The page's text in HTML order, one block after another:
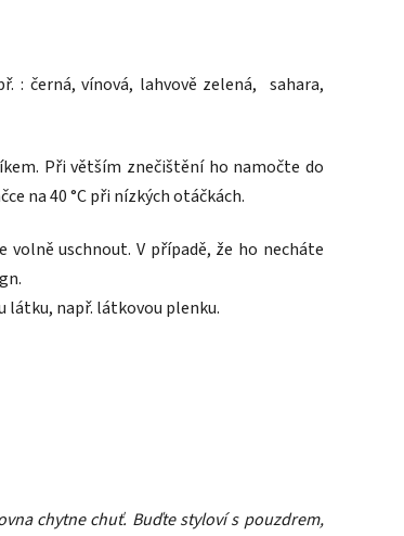
: černá, vínová, lahvově zelená, sahara,
Při větším znečištění ho namočte do
na 40 °C při nízkých otáčkách.
uschnout. V případě, že ho necháte
látku, např. látkovou plenku.
chytne chuť. Buďte styloví s pouzdrem,